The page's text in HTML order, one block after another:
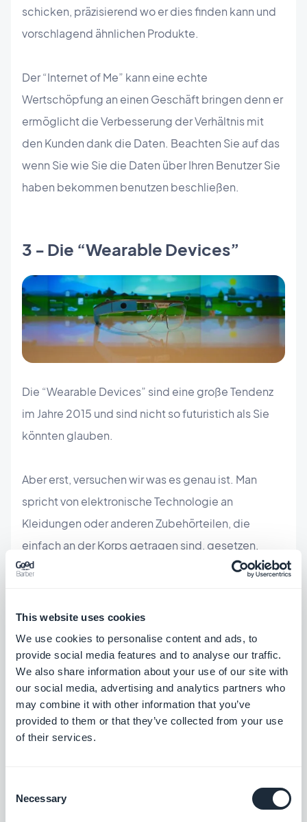
This website uses cookies
We use cookies to personalise content and ads, to
provide social media features and to analyse our traffic.
We also share information about your use of our site with
our social media, advertising and analytics partners who
may combine it with other information that you’ve
provided to them or that they’ve collected from your use
of their services.
Selection
Necessary
schicken, präzisierend wo er dies finden kann und
vorschlagend ähnlichen Produkte.
Der “Internet of Me” kann eine echte
Wertschöpfung an einen Geschäft bringen denn er
ermöglicht die Verbesserung der Verhältnis mit
den Kunden dank die Daten. Beachten Sie auf das
wenn Sie wie Sie die Daten über Ihren Benutzer Sie
haben bekommen benutzen beschließen.
3 - Die “Wearable Devices”
Die “Wearable Devices” sind eine große Tendenz
im Jahre 2015 und sind nicht so futuristich als Sie
könnten glauben.
Aber erst, versuchen wir was es genau ist. Man
spricht von elektronische Technologie an
Kleidungen oder anderen Zubehörteilen, die
einfach an der Korps getragen sind, gesetzen.
Taschenkalender an Ihrer Uhr registriert oder einen
Tenisschläger, der die Zahl von Kalorie Sie
verbrennen wenn Sie spielen berechnen, würde.
Google und Apple sind gerade diesen neuen
Konzept an der Markt werfen. Apple mit seine
iWatch
, die Ihren sportlichen Aktivität kontrollieren
alle die Informationen Sie brauchen können geben